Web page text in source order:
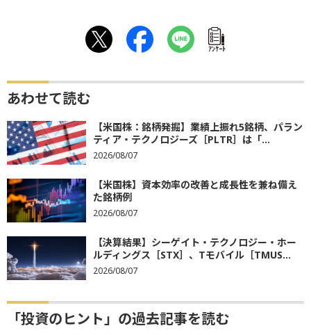
ｱﾝｹｰﾄ
あわせて読む
【米国株：銘柄発掘】業績上振れ5銘柄、パラン
ティア・テクノロジーズ［PLTR］は「...
2026/08/07
【米国株】資本効率の改善と成長性を兼ね備え
た銘柄例
2026/08/07
【決算結果】シーゲイト・テクノロジー・ホー
ルディングス［STX］、Tモバイル［TMUS...
2026/08/07
「投資のヒント」の過去記事を読む